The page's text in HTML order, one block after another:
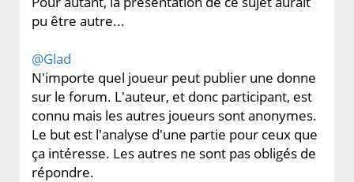
pu être autre...
@Glad
N'importe quel joueur peut publier une donne
sur le forum. L'auteur, et donc participant, est
connu mais les autres joueurs sont anonymes.
Le but est l'analyse d'une partie pour ceux que
ça intéresse. Les autres ne sont pas obligés de
répondre.